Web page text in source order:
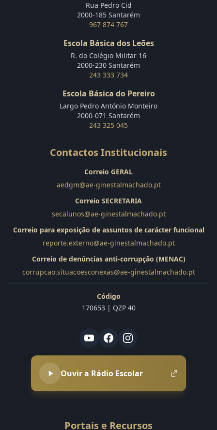
Rua Pedro Cid
2000-185 Santarém
967 874 767
Escola Básica dos Leões
R. do Colégio Militar 16
2000-230 Santarém
243 333 734
Escola Básica do Pereiro
Largo Pedro António Monteiro
2000-071 Santarém
243 325 045
Contactos Institucionais
Correio GERAL
aedgm@ae-ginestalmachado.pt
Correio SECRETARIA
secalunos@ae-ginestalmachado.pt
Correio para exposição de assuntos de carácter funcional
reporte.externo@ae-ginestalmachado.pt
Correio de denúncias anti-corrupção (MENAC)
corrupcao.situacoesconexas@ae-ginestalmachado.pt
Código
170653 | QZP 40
Ouvir a Rádio Escolar
Portais e Recursos